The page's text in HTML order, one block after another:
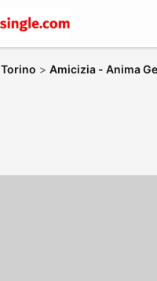
Torino > Amicizia - Anima